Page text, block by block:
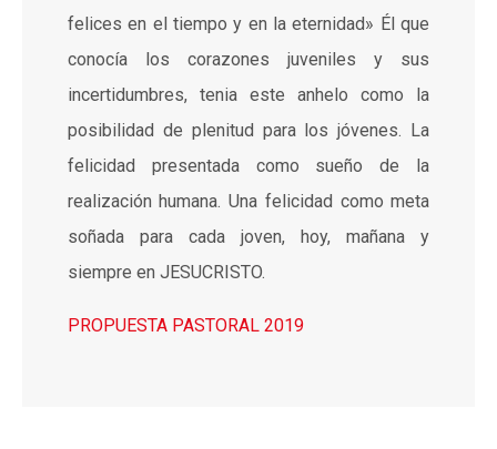
felices en el tiempo y en la eternidad» Él que
conocía los corazones juveniles y sus
incertidumbres, tenia este anhelo como la
posibilidad de plenitud para los jóvenes. La
felicidad presentada como sueño de la
realización humana. Una felicidad como meta
soñada para cada joven, hoy, mañana y
siempre en JESUCRISTO.
PROPUESTA PASTORAL 2019